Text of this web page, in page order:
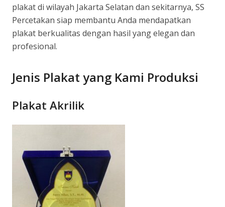
plakat di wilayah Jakarta Selatan dan sekitarnya, SS
Percetakan siap membantu Anda mendapatkan
plakat berkualitas dengan hasil yang elegan dan
profesional.
Jenis Plakat yang Kami Produksi
Plakat Akrilik